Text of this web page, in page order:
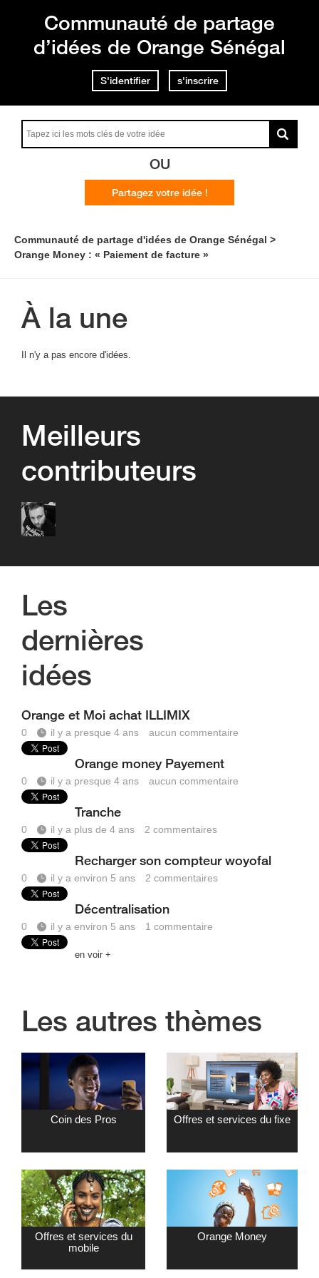
Communauté de partage
d’idées de Orange Sénégal
S'identifier s'inscrire
OU
Partagez votre idée !
Communauté de partage d'idées de Orange Sénégal
Orange Money : « Paiement de facture »
À la une
Il n'y a pas encore d'idées.
Meilleurs
contributeurs
Les
dernières
idées
Orange et Moi achat ILLIMIX
0 il y a presque 4 ans aucun commentaire
Orange money Payement
0 il y a presque 4 ans aucun commentaire
Tranche
0 il y a plus de 4 ans 2 commentaires
Recharger son compteur woyofal
0 il y a environ 5 ans 2 commentaires
Décentralisation
0 il y a environ 5 ans 1 commentaire
en voir +
Les autres thèmes
Coin des Pros Offres et services du fixe
Offres et services du
mobile
Orange Money